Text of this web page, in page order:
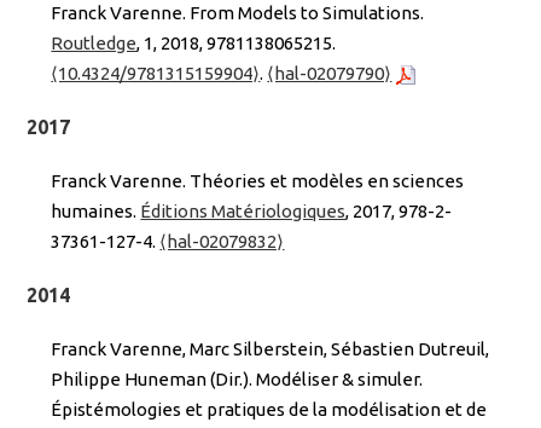
Franck Varenne. From Models to Simulations.
Routledge, 1, 2018, 9781138065215.
⟨10.4324/9781315159904⟩. ⟨hal-02079790⟩
2017
Franck Varenne. Théories et modèles en sciences
humaines. Éditions Matériologiques, 2017, 978-2-
37361-127-4. ⟨hal-02079832⟩
2014
Franck Varenne, Marc Silberstein, Sébastien Dutreuil,
Philippe Huneman (Dir.). Modéliser & simuler.
Épistémologies et pratiques de la modélisation et de